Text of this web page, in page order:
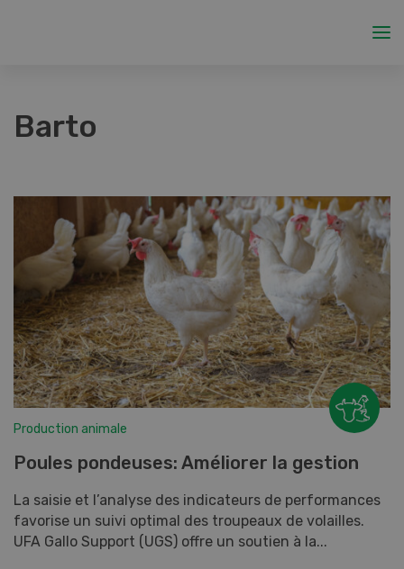
Barto
Production animale
Poules pondeuses: Améliorer la gestion
La saisie et l’analyse des indicateurs de performances
favorise un suivi optimal des troupeaux de volailles.
UFA Gallo Support (UGS) offre un soutien à la...